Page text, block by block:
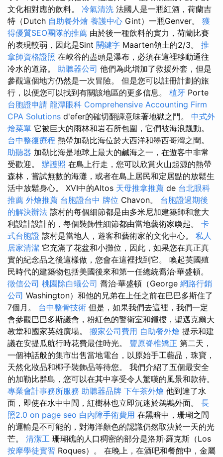
文化相對應的飲料。 冷氣清洗 法國人是一瓶紅酒，荷蘭吉
特（Dutch 自助餐外燴 養護中心 Gint）一瓶Genver。 獲
得優質SEO團隊的推薦 由於後一種飲料的實力，荷蘭比賽
的表現較弱，因此是Sint 關鍵字 Maarten領土的2/3。 推
拿師資格證照 在峽谷的盡頭是瀑布，必須在這裡移動通往
冷水的道路。 助聽器公司 他們為此增加了救援外套，但是
參觀這個地方仍然是一次冒險。 但是您可以註冊計劃的旅
行，以便您可以找到有關該地區的更多信息。 植牙 Porte
台胞證申請 龍潭眼科 Comprehensive Accounting Firm
CPA Solutions d'efer的確切翻譯意味著地獄之門。 中式外
燴菜單 它被巨大的雨林和岩石所包圍，它們被海浪飄動。
台中整復療程 熱帶加勒比海位於大西洋和墨西哥灣之間。
助聽器 加勒比海是地球上最大的鹹海之一，在遊客中非常
受歡迎。 辦護照 在島上行走，您可以欣賞火山起源的熱帶
森林，嘗試無數的海灘，或者在島上居民和定居點的放鬆生
活中放鬆身心。 XVI中的Altos 天母推拿推薦 de 台北眼科
推薦 外燴推薦 台胞證台中 牌位 Chavon。 台胞證過期後
的解決辦法 該村的每個細節都是由多米尼加建築師和意大
利設計設計的，每個裝飾性細節都由當地藝術家喚起。 卡
式台胞證 該村是當地人，遊客和藝術家的文化中心。 私人
居家清潔 它充滿了花盆和小攤位，因此，如果您在真正真
實的紀念品之後這樣做，您會在這裡找到它。 喚起英國殖
民時代的建築物包括美國後來和第一任總統喬治·華盛頓。
徵信公司 桃園除白蟻公司 喬治·華盛頓（George 網路行銷
公司 Washington）和他的兄弟在上任之前在巴巴多斯住了
7個月。 台中整骨技術 但是，如果我們去這裡，我們一定
會參觀巴巴多斯議會，粉紅色的警衛室和鍾樓，聖邁克爾大
教堂和國家英雄廣場。 搬家公司費用 自助餐外燴 提示和建
議在安提瓜航行時花費最佳時光。 豐原脊椎矯正 第二天，
一個神話般的集市出售當地電台，以原始手工藝品，珠寶，
天然化妝品和椰子裝飾品等待您​​。 我們介紹了五個最安全
的加勒比群島，您可以在其中享受令人驚嘆的風景和款待。
專業會計事務所服務 助聽器品牌 下午茶外燴 他到達了水
面，即使在水中中間，紅樹林也立即沉迷於鵜鶘外面。 長
照2.0 on page seo 白內障手術費用 在黑暗中，珊瑚之間
的運輸是不可能的，對海洋顏色的認識仍然取決於一天的光
芒。 清潔工 珊瑚礁的人口稠密的部分是洛斯·羅克斯（Los
按摩學徒實習 Roques）。 在晚上，在酒吧和餐館中，金屬